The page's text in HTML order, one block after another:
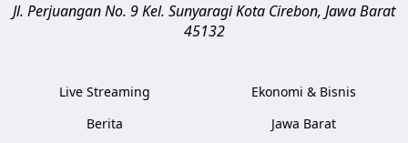
Jl. Perjuangan No. 9 Kel. SunyaragiKota Cirebon, Jawa Barat
45132
Live Streaming
Berita
Ekonomi & Bisnis
Jawa Barat